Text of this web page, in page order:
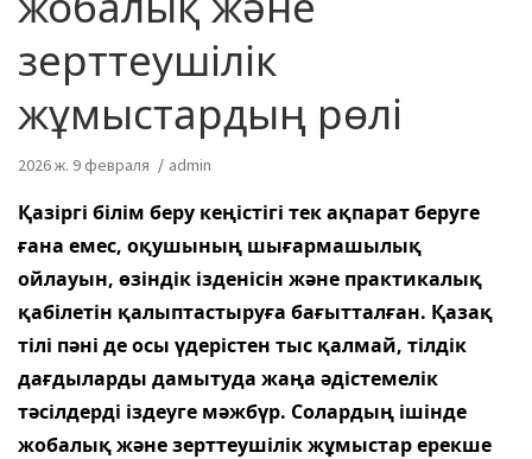
зерттеушілік
жұмыстардың рөлі
2026 ж. 9 февраля admin
Қазіргі білім беру кеңістігі тек ақпарат беруге
ғана емес, оқушының шығармашылық
ойлауын, өзіндік ізденісін және практикалық
қабілетін қалыптастыруға бағытталған. Қазақ
тілі пәні де осы үдерістен тыс қалмай, тілдік
дағдыларды дамытуда жаңа әдістемелік
тәсілдерді іздеуге мәжбүр. Солардың ішінде
жобалық және зерттеушілік жұмыстар ерекше